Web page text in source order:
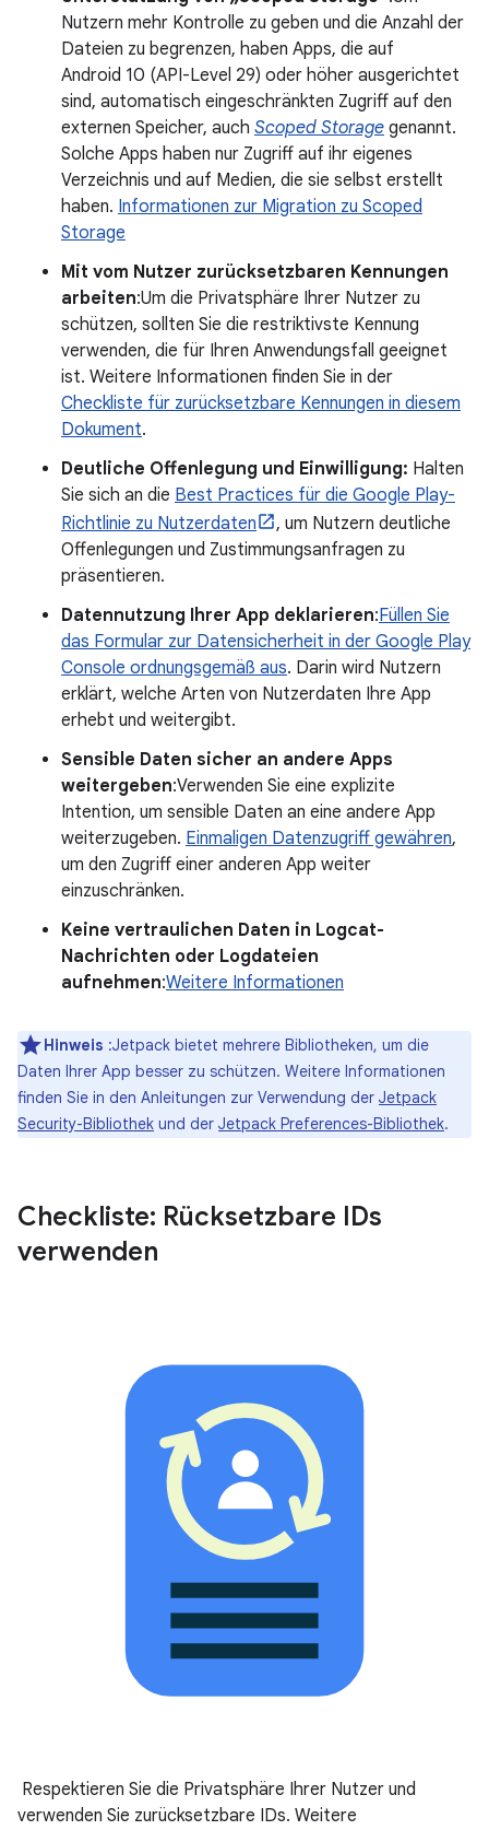
Nutzern mehr Kontrolle zu geben und die Anzahl der
Dateien zu begrenzen, haben Apps, die auf
Android 10 (API-Level 29) oder höher ausgerichtet
sind, automatisch eingeschränkten Zugriff auf den
externen Speicher, auch Scoped Storage genannt.
Solche Apps haben nur Zugriff auf ihr eigenes
Verzeichnis und auf Medien, die sie selbst erstellt
haben. Informationen zur Migration zu Scoped
Storage
Mit vom Nutzer zurücksetzbaren Kennungen
arbeiten:Um die Privatsphäre Ihrer Nutzer zu
schützen, sollten Sie die restriktivste Kennung
verwenden, die für Ihren Anwendungsfall geeignet
ist. Weitere Informationen finden Sie in der
Checkliste für zurücksetzbare Kennungen in diesem
Dokument.
Deutliche Offenlegung und Einwilligung: Halten
Sie sich an die Best Practices für die Google Play-
Richtlinie zu Nutzerdaten
, um Nutzern deutliche
Offenlegungen und Zustimmungsanfragen zu
präsentieren.
Datennutzung Ihrer App deklarieren:Füllen Sie
das Formular zur Datensicherheit in der Google Play
Console ordnungsgemäß aus. Darin wird Nutzern
erklärt, welche Arten von Nutzerdaten Ihre App
erhebt und weitergibt.
Sensible Daten sicher an andere Apps
weitergeben:Verwenden Sie eine explizite
Intention, um sensible Daten an eine andere App
weiterzugeben. Einmaligen Datenzugriff gewähren,
um den Zugriff einer anderen App weiter
einzuschränken.
Keine vertraulichen Daten in Logcat-
Nachrichten oder Logdateien
aufnehmen:Weitere Informationen
Hinweis :Jetpack bietet mehrere Bibliotheken, um die
Daten Ihrer App besser zu schützen. Weitere Informationen
finden Sie in den Anleitungen zur Verwendung der Jetpack
Security-Bibliothek und der Jetpack Preferences-Bibliothek.
Checkliste: Rücksetzbare IDs
verwenden
Respektieren Sie die Privatsphäre Ihrer Nutzer und
verwenden Sie zurücksetzbare IDs. Weitere